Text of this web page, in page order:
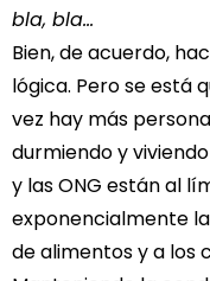
bla, bla…
Bien, de acuerdo,
lógica. Pero se está
vez hay más
durmiendo y
y las ONG están al
exponencialmente
de alimentos y a los